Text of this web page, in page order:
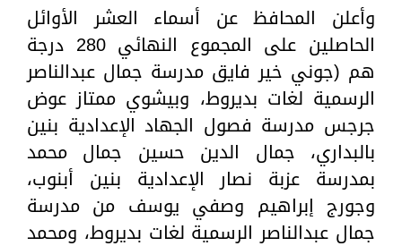
وأعلن المحافظ عن أسماء العشر الأوائل
الحاصلين على المجموع النهائي 280 درجة
هم (جوني خير فايق مدرسة جمال عبدالناصر
الرسمية لغات بديروط، وبيشوي ممتاز عوض
جرجس مدرسة فصول الجهاد الإعدادية بنين
بالبداري، جمال الدين حسين جمال محمد
بمدرسة عزبة نصار الإعدادية بنين أبنوب،
وجورج إبراهيم وصفي يوسف من مدرسة
جمال عبدالناصر الرسمية لغات بديروط، ومحمد